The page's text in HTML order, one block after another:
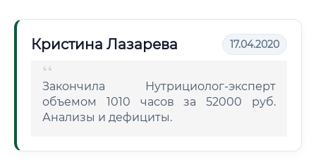
Кристина Лазарева 17.04.2020
Закончила Нутрициолог-эксперт
объемом 1010 часов за 52000 руб.
Анализы и дефициты.